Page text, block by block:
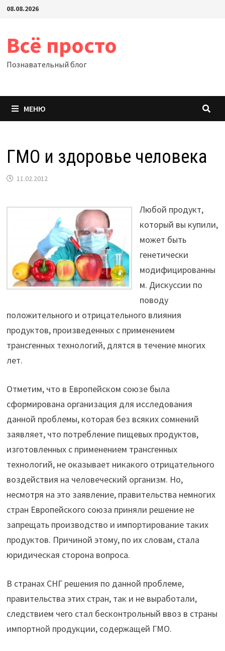
Перейти
08.08.2026
Всё просто
Познавательный блог
МЕНЮ
ГМО и здоровье человека
11.02.2012
Любой продукт,
который вы купили,
может быть
генетически
модифицированны
м. Дискуссии по
поводу
положительного и отрицательного влияния
продуктов, произведенных с применением
трансгенных технологий, длятся в течение многих
лет.
Отметим, что в Европейском союзе была
сформирована организация для исследования
данной проблемы, которая без всяких сомнений
заявляет, что потребление пищевых продуктов,
изготовленных с применением трансгенных
технологий, не оказывает никакого отрицательного
воздействия на человеческий организм. Но,
несмотря на это заявление, правительства немногих
стран Европейского союза приняли решение не
запрещать производство и импортирование таких
продуктов. Причиной этому, по их словам, стала
юридическая сторона вопроса.
В странах СНГ решения по данной проблеме,
правительства этих стран, так и не выработали,
следствием чего стал бесконтрольный ввоз в страны
импортной продукции, содержащей ГМО.